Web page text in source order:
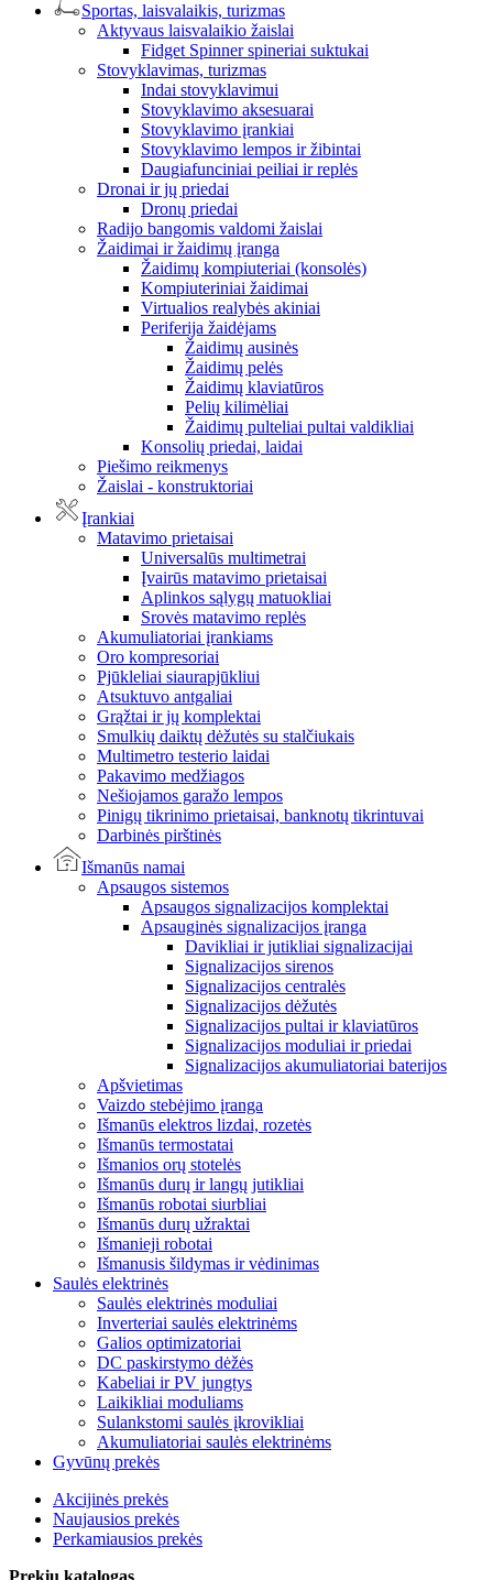
Sportas, laisvalaikis, turizmas
Aktyvaus laisvalaikio žaislai
Fidget Spinner spineriai suktukai
Stovyklavimas, turizmas
Indai stovyklavimui
Stovyklavimo aksesuarai
Stovyklavimo įrankiai
Stovyklavimo lempos ir žibintai
Daugiafunciniai peiliai ir replės
Dronai ir jų priedai
Dronų priedai
Radijo bangomis valdomi žaislai
Žaidimai ir žaidimų įranga
Žaidimų kompiuteriai (konsolės)
Kompiuteriniai žaidimai
Virtualios realybės akiniai
Periferija žaidėjams
Žaidimų ausinės
Žaidimų pelės
Žaidimų klaviatūros
Pelių kilimėliai
Žaidimų pulteliai pultai valdikliai
Konsolių priedai, laidai
Piešimo reikmenys
Žaislai - konstruktoriai
Įrankiai
Matavimo prietaisai
Universalūs multimetrai
Įvairūs matavimo prietaisai
Aplinkos sąlygų matuokliai
Srovės matavimo replės
Akumuliatoriai įrankiams
Oro kompresoriai
Pjūkleliai siaurapjūkliui
Atsuktuvo antgaliai
Grąžtai ir jų komplektai
Smulkių daiktų dėžutės su stalčiukais
Multimetro testerio laidai
Pakavimo medžiagos
Nešiojamos garažo lempos
Pinigų tikrinimo prietaisai, banknotų tikrintuvai
Darbinės pirštinės
Išmanūs namai
Apsaugos sistemos
Apsaugos signalizacijos komplektai
Apsauginės signalizacijos įranga
Davikliai ir jutikliai signalizacijai
Signalizacijos sirenos
Signalizacijos centralės
Signalizacijos dėžutės
Signalizacijos pultai ir klaviatūros
Signalizacijos moduliai ir priedai
Signalizacijos akumuliatoriai baterijos
Apšvietimas
Vaizdo stebėjimo įranga
Išmanūs elektros lizdai, rozetės
Išmanūs termostatai
Išmanios orų stotelės
Išmanūs durų ir langų jutikliai
Išmanūs robotai siurbliai
Išmanūs durų užraktai
Išmanieji robotai
Išmanusis šildymas ir vėdinimas
Saulės elektrinės
Saulės elektrinės moduliai
Inverteriai saulės elektrinėms
Galios optimizatoriai
DC paskirstymo dėžės
Kabeliai ir PV jungtys
Laikikliai moduliams
Sulankstomi saulės įkrovikliai
Akumuliatoriai saulės elektrinėms
Gyvūnų prekės
Akcijinės prekės
Naujausios prekės
Perkamiausios prekės
Prekių katalogas